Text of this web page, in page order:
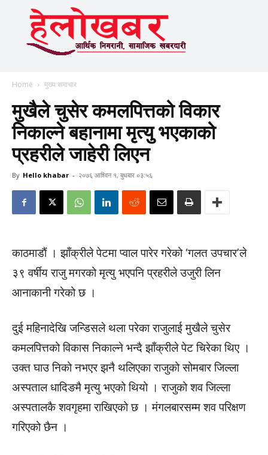
Home मुख्य समाचार
मुखैले चुसेर कमलपित्तको विकार
निकाल्ने बहानामा मृत्यु भएकाको
प्रहरीले जाहेरी लिएन
By Hello khabar - २०७६ आश्विन १, बुधबार ०३:५६
काठमाडाैं । झाँक्रीले पेटमा प्वाल पारेर गरेको ‘गलत उपचार’ले
३९ वर्षीय राजु मगरको मृत्यु भएपनि प्रहरीले उजुरी लिन
आनाकानी गरेको छ ।
दुई महिनादेखि जन्डिसले थला परेका राजुलाई मुखैले चुसेर
कमलपित्तको विकास निकाल्ने भन्दै झाँक्रीले पेट चिरेका थिए ।
उक्त घाउ निको नभएर झनै थलिएका राजुको सोमबार जिल्ला
अस्पताल धादिङमै मृत्यु भएको थियो । राजुको शव जिल्ला
अस्पतालकै शवगृहमा राखिएको छ । मंगलबारसम्म शव परिक्षण
गरिएको छैन ।